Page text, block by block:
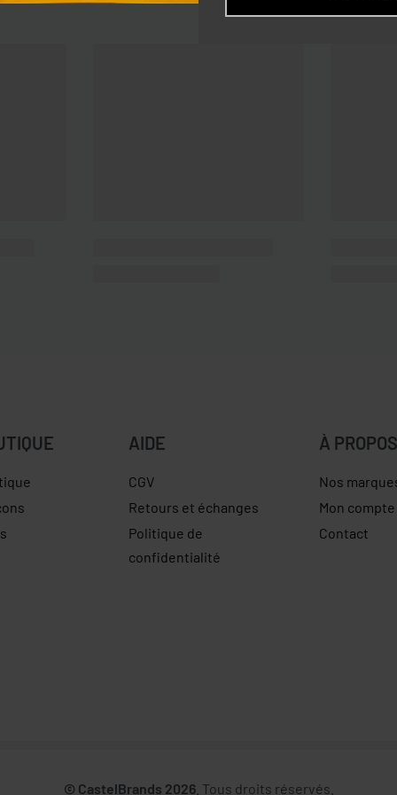
AIDE
CGV
Retours et échanges
Politique de
confidentialité
À PROPOS
Nos
Mon compte
Contact
© CastelBrands 2026. Tous droits réservés.